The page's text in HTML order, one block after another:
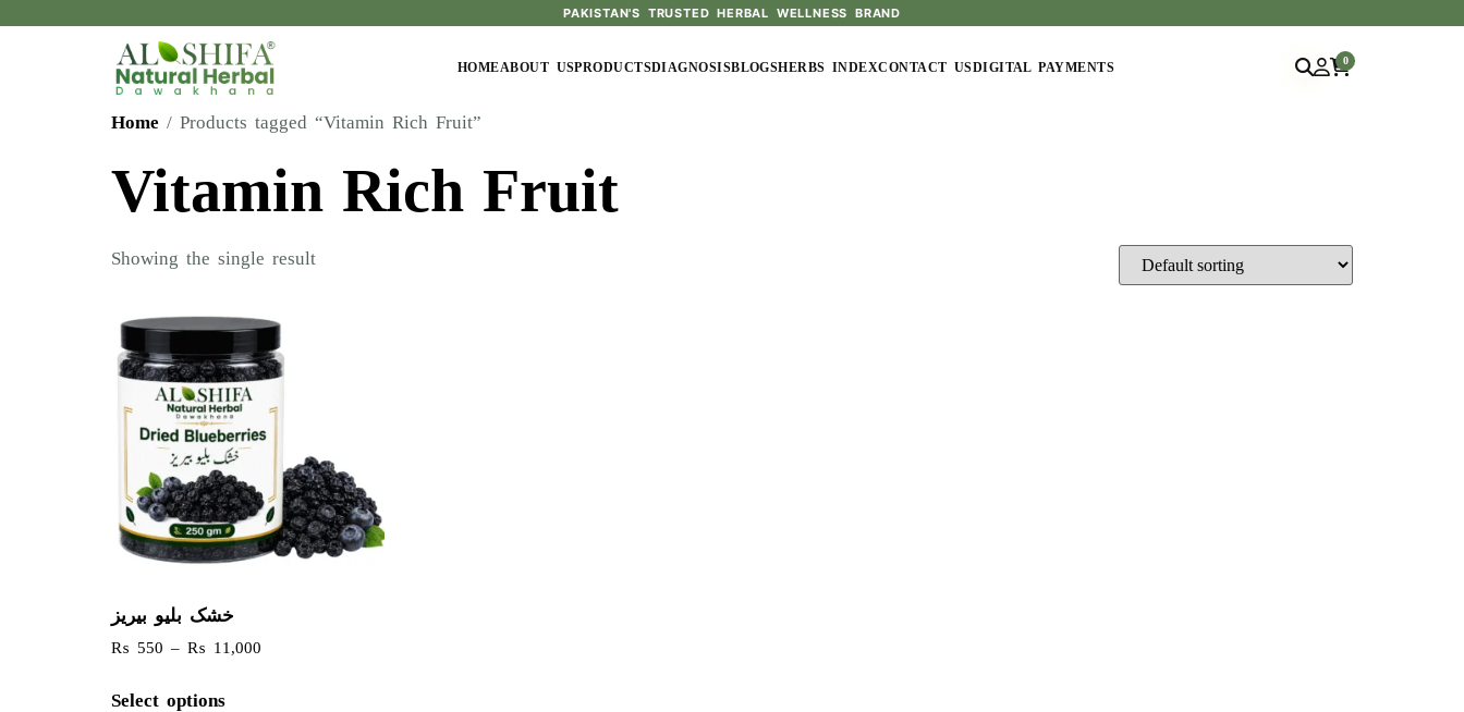
PAKISTAN'S TRUSTED HERBAL WELLNESS BRAND
HOMEABOUT USPRODUCTSDIAGNOSISBLOGSHERBS INDEXCONTACT USDIGITAL PAYMENTS
0
Home / Products tagged “Vitamin Rich Fruit”
Vitamin Rich Fruit
Showing the single result
خشک بلیو بیریز
₨ 550 – ₨ 11,000
Select options